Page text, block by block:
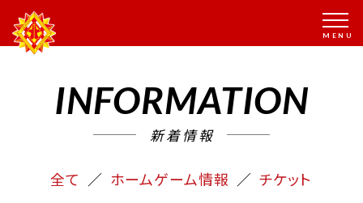
INFORMATION
新着情報
全て ホームゲーム情報
チケット